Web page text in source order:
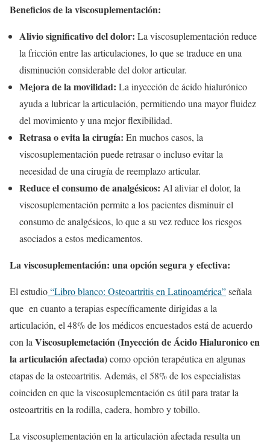
Beneficios de la viscosuplementación:
Alivio significativo del dolor: La viscosuplementación reduce
la fricción entre las articulaciones, lo que se traduce en una
disminución considerable del dolor articular.
Mejora de la movilidad: La inyección de ácido hialurónico
ayuda a lubricar la articulación, permitiendo una mayor fluidez
del movimiento y una mejor flexibilidad.
Retrasa o evita la cirugía: En muchos casos, la
viscosuplementación puede retrasar o incluso evitar la
necesidad de una cirugía de reemplazo articular.
Reduce el consumo de analgésicos: Al aliviar el dolor, la
viscosuplementación permite a los pacientes disminuir el
consumo de analgésicos, lo que a su vez reduce los riesgos
asociados a estos medicamentos.
La viscosuplementación: una opción segura y efectiva:
El estudio“Libro blanco: Osteoartritis en Latinoamérica”señala
que en cuanto a terapias específicamente dirigidas a la
articulación, el 48% de los médicos encuestados está de acuerdo
con la Viscosuplemetación (Inyección de Ácido Hialuronico en
la articulación afectada)como opción terapéutica en algunas
etapas de la osteoartritis. Además, el 58% de los especialistas
coinciden en que la viscosuplementación es útil para tratar la
osteoartritis en la rodilla, cadera, hombro y tobillo.
La viscosuplementación en la articulación afectada resulta un